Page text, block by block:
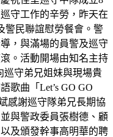
守工作的辛勞，昨天在
警民聯誼慰勞餐會。警
，與滿場的員警及巡守
。活動開場由知名主持
巡守弟兄姐妹與現場貴
歌曲「Let’s GO GO
感謝巡守隊弟兄長期協
與警政委員張樹德、顧
及頒發幹事高明華的聘